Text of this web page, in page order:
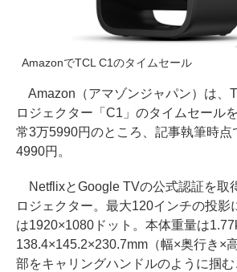
AmazonでTCL C1のタイムセール
Amazon（アマゾンジャパン）は、
ロジェクター「C1」のタイムセール
常3万5990円のところ、記事執筆時点
4990円。
NetflixとGoogle TVの公式認証を取
ロジェクター。最大120インチの投影
は1920×1080ドット。本体重量は
138.4×145.2×230.7mm（幅×奥行き×
部をキャリングハンドルのように掴む